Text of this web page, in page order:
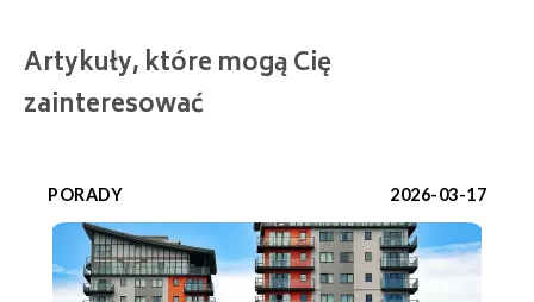
Artykuły, które mogą Cię
zainteresować
PORADY 2026-03-17